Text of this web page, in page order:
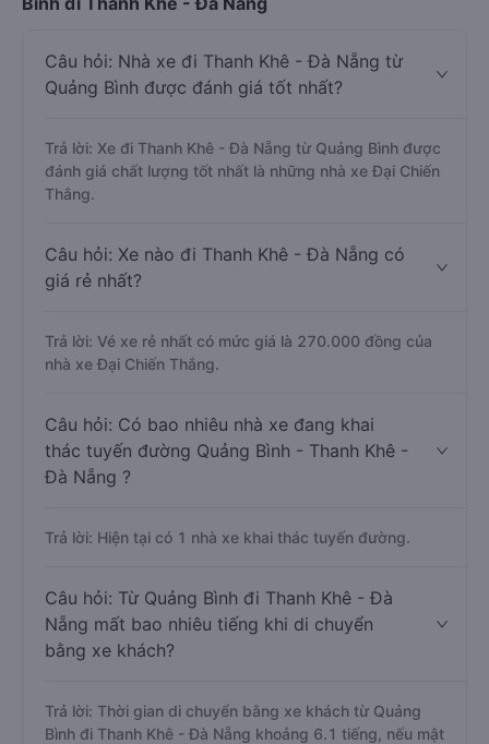
Câu hỏi: Nhà xe đi Thanh Khê - Đà Nẵng từ
Quảng Bình được đánh giá tốt nhất?
Trả lời: Xe đi Thanh Khê - Đà Nẵng từ Quảng Bình được
đánh giá chất lượng tốt nhất là những nhà xe Đại Chiến
Thắng.
Câu hỏi: Xe nào đi Thanh Khê - Đà Nẵng có
giá rẻ nhất?
Trả lời: Vé xe rẻ nhất có mức giá là 270.000 đồng của
nhà xe Đại Chiến Thắng.
Câu hỏi: Có bao nhiêu nhà xe đang khai
thác tuyến đường Quảng Bình - Thanh Khê -
Đà Nẵng ?
Trả lời: Hiện tại có 1 nhà xe khai thác tuyến đường.
Câu hỏi: Từ Quảng Bình đi Thanh Khê - Đà
Nẵng mất bao nhiêu tiếng khi di chuyển
bằng xe khách?
Trả lời: Thời gian di chuyển bằng xe khách từ Quảng
Bình đi Thanh Khê - Đà Nẵng khoảng 6.1 tiếng, nếu mật